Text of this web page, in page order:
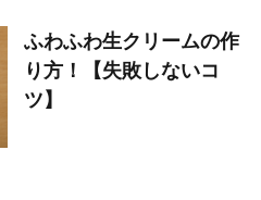
ふわふわ生クリームの作
り方！【失敗しないコ
ツ】